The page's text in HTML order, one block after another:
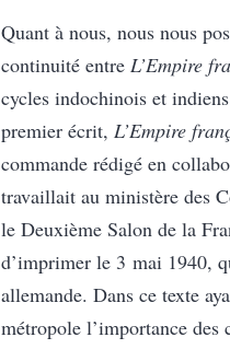
Quant à nous, nous nous
continuité entre L’Empire
cycles indochinois et
premier écrit, L’Empire
commande rédigé en
travaillait au ministère des
le Deuxième Salon de la
d’imprimer le 3 mai 1940,
allemande. Dans ce texte
métropole l’importance des